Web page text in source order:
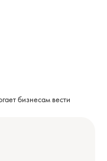
бизнесам вести